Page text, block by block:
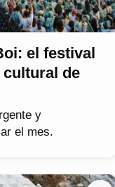
el festival
cultural de
y
el mes.